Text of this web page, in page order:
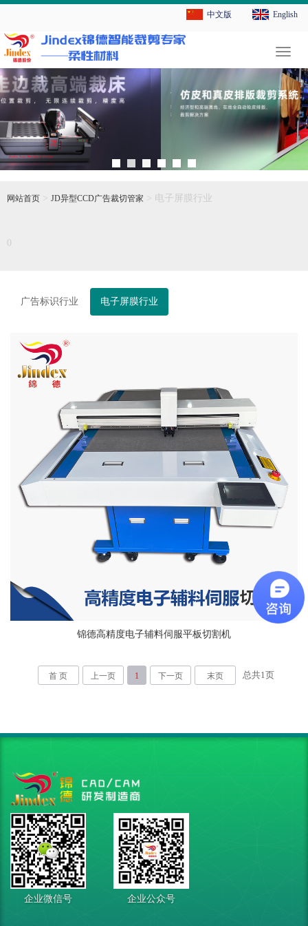
English
中文版
切
换
导
航
网站首页 > JD异型CCD广告裁切管家 > 电子屏膜行业
0
广告标识行业 电子屏膜行业
锦德高精度电子辅料伺服平板切割机
首 页 上一页 1 下一页 末页 总共1页
企业微信号 企业公众号